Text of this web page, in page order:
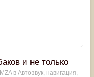
и не только
в Автозвук, навигация,